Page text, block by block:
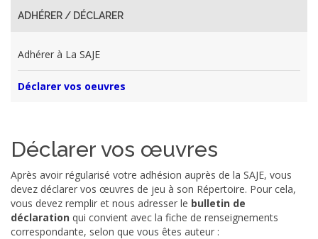
ADHÉRER / DÉCLARER
Adhérer à La SAJE
Déclarer vos oeuvres
Déclarer vos œuvres
Après avoir régularisé votre adhésion auprès de la SAJE, vous
devez déclarer vos œuvres de jeu à son Répertoire. Pour cela,
vous devez remplir et nous adresser le bulletin de
déclaration qui convient avec la fiche de renseignements
correspondante, selon que vous êtes auteur :